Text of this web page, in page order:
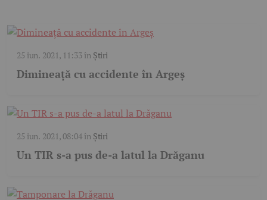
25 iun. 2021, 11:33în Știri
Dimineaţă cu accidente în Argeş
25 iun. 2021, 08:04în Știri
Un TIR s-a pus de-a latul la Drăganu